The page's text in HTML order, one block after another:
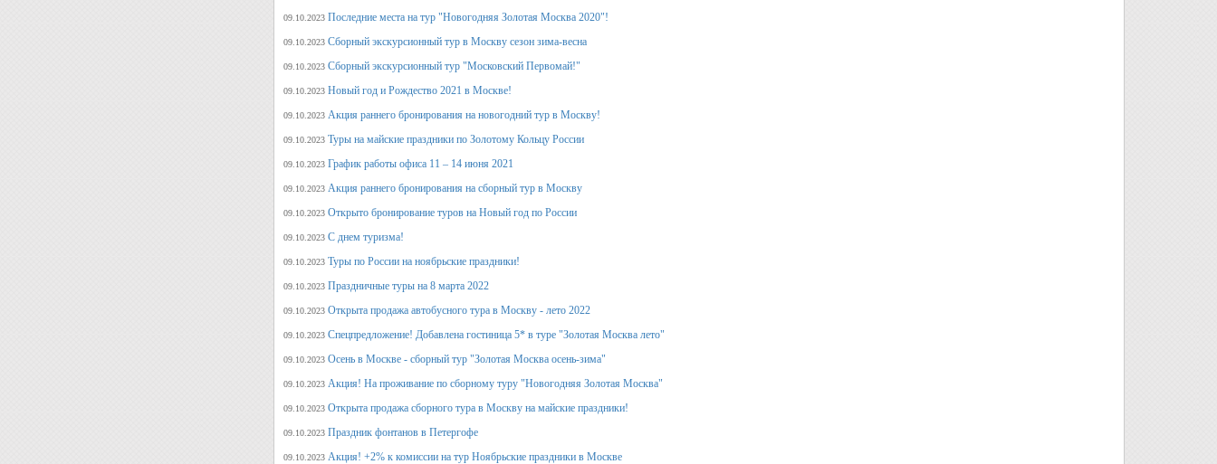
09.10.2023 Последние места на тур "Новогодняя Золотая Москва 2020"!
09.10.2023 Сборный экскурсионный тур в Москву сезон зима-весна
09.10.2023 Сборный экскурсионный тур "Московский Первомай!"
09.10.2023 Новый год и Рождество 2021 в Москве!
09.10.2023 Акция раннего бронирования на новогодний тур в Москву!
09.10.2023 Туры на майские праздники по Золотому Кольцу России
09.10.2023 График работы офиса 11 – 14 июня 2021
09.10.2023 Акция раннего бронирования на сборный тур в Москву
09.10.2023 Открыто бронирование туров на Новый год по России
09.10.2023 С днем туризма!
09.10.2023 Туры по России на ноябрьские праздники!
09.10.2023 Праздничные туры на 8 марта 2022
09.10.2023 Открыта продажа автобусного тура в Москву - лето 2022
09.10.2023 Спецпредложение! Добавлена гостиница 5* в туре "Золотая Москва лето"
09.10.2023 Осень в Москве - сборный тур "Золотая Москва осень-зима"
09.10.2023 Акция! На проживание по сборному туру "Новогодняя Золотая Москва"
09.10.2023 Открыта продажа сборного тура в Москву на майские праздники!
09.10.2023 Праздник фонтанов в Петергофе
09.10.2023 Акция! +2% к комиссии на тур Ноябрьские праздники в Москве